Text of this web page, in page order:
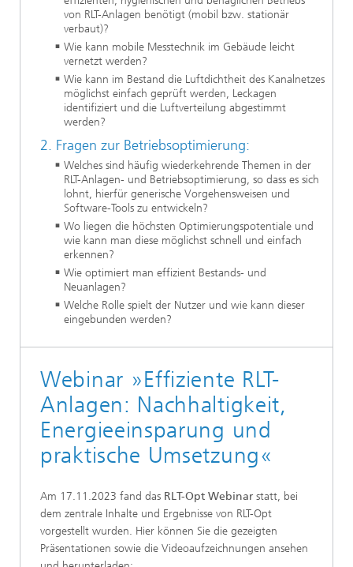
von RLT-Anlagen benötigt (mobil bzw. stationär
verbaut)?
Wie kann mobile Messtechnik im Gebäude leicht
vernetzt werden?
Wie kann im Bestand die Luftdichtheit des Kanalnetzes
möglichst einfach geprüft werden, Leckagen
identifiziert und die Luftverteilung abgestimmt
werden?
2. Fragen zur Betriebsoptimierung:
Welches sind häufig wiederkehrende Themen in der
RLT-Anlagen- und Betriebsoptimierung, so dass es sich
lohnt, hierfür generische Vorgehensweisen und
Software-Tools zu entwickeln?
Wo liegen die höchsten Optimierungspotentiale und
wie kann man diese möglichst schnell und einfach
erkennen?
Wie optimiert man effizient Bestands- und
Neuanlagen?
Welche Rolle spielt der Nutzer und wie kann dieser
eingebunden werden?
Webinar »Effiziente RLT-
Anlagen: Nachhaltigkeit,
Energieeinsparung und
praktische Umsetzung«
Am 17.11.2023 fand das RLT-Opt Webinar statt, bei
dem zentrale Inhalte und Ergebnisse von RLT-Opt
vorgestellt wurden. Hier können Sie die gezeigten
Präsentationen sowie die Videoaufzeichnungen ansehen